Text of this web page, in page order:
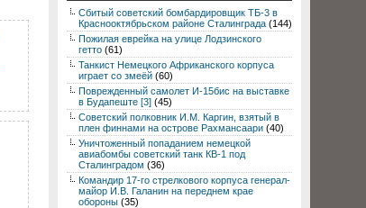
Сбитый советский бомбардировщик ТБ-3 в
Краснооктябрьском районе Сталинграда (144)
Пожилая еврейка на улице Лодзинского
гетто (61)
Танкист Немецкого Африканского корпуса
играет со змеёй (60)
Поврежденный самолет И-15бис на выставке
в Будапеште [3] (45)
Советский полковник И.М. Каргин, взятый в
плен финнами на острове Рахмансаари (40)
Уничтоженный попаданием немецкой
авиабомбы советский танк КВ-1 под
Сталинградом (36)
Командир 17-го стрелкового корпуса генерал-
майор И.В. Галанин на переднем крае
обороны (35)